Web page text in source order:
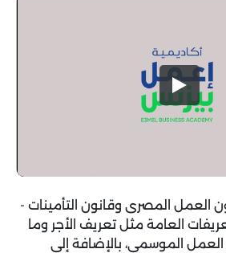
العمل المصرى وقانون التأمينات -
العامة مثل تعريف الأجر وما
الموسمي، بالإضافة إلى